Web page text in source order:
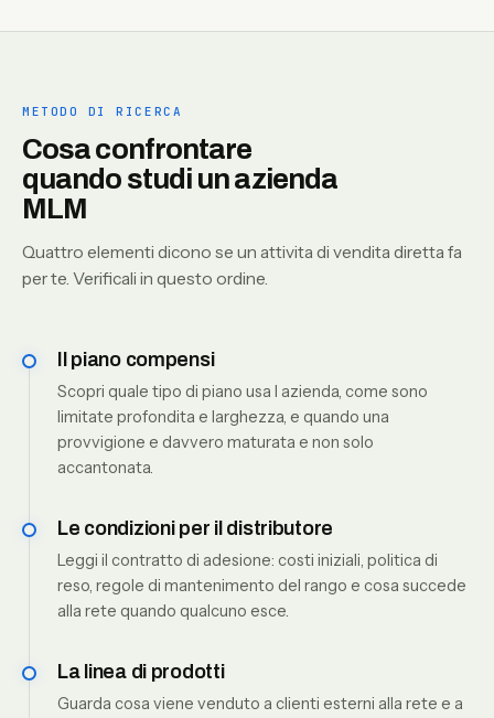
METODO DI RICERCA
Cosa confrontare
quando studi un azienda
MLM
Quattro elementi dicono se un attivita di vendita diretta fa
per te. Verificali in questo ordine.
Il piano compensi
Scopri quale tipo di piano usa l azienda, come sono
limitate profondita e larghezza, e quando una
provvigione e davvero maturata e non solo
accantonata.
Le condizioni per il distributore
Leggi il contratto di adesione: costi iniziali, politica di
reso, regole di mantenimento del rango e cosa succede
alla rete quando qualcuno esce.
La linea di prodotti
Guarda cosa viene venduto a clienti esterni alla rete e a